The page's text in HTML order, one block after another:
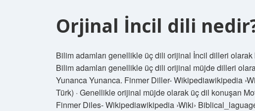
Orjinal İncil dili
Bilim adamları genellikle üç dili orijinal İncil dilleri
Bilim adamları genellikle üç dili orijinal müjde dilleri
Yunanca Yunanca. Finmer Diller- Wikipediawikipedia
Türk) · Genellikle orijinal müjde olarak üç dil konuşan
Finmer Diles- Wikipediawikipedia ›Wiki›